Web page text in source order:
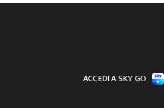
ACCEDI A SKY GO